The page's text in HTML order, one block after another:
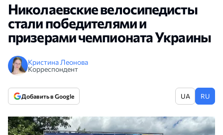
Николаевские велосипедисты
стали победителями и
призерами чемпионата Украины
Кристина Леонова
Корреспондент
Добавить в Google UA RU